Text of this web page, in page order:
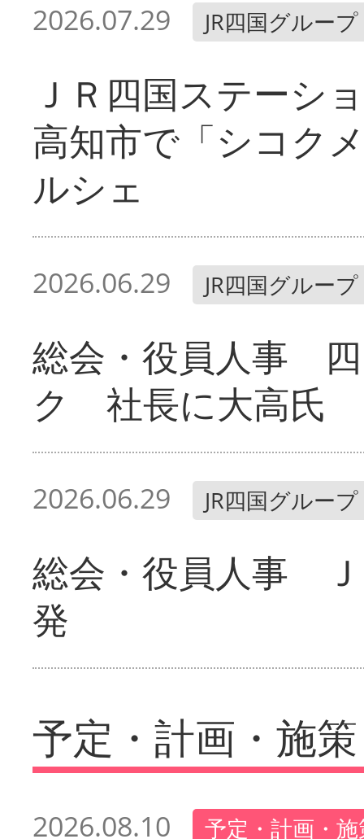
2026.07.29 JR四国グループ
ＪＲ四国ステー
高知市で「シコク
ルシェ
2026.06.29 JR四国グループ
総会・役員人事
ク 社長に大高氏
2026.06.29 JR四国グループ
総会・役員人事
発
予定・計画・施策
2026.08.10 予定・計画・